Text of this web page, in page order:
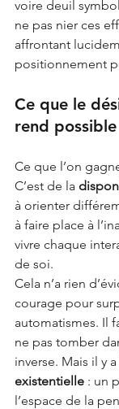
voire deuil
ne pas nier ces
affrontant
positionnement
Ce que le
rend possible
Ce que l’on
C’est de la
à orienter
à faire place à
vivre chaque
de soi.
Cela n’a rien
courage pour
automatismes. Il
ne pas tomber
inverse. Mais il y
existentielle : un
l’espace de la